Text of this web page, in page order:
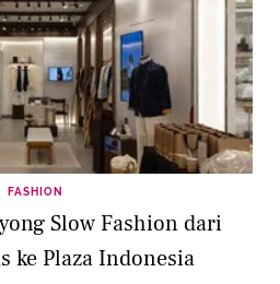
FASHION
Slow Fashion dari
ke Plaza Indonesia